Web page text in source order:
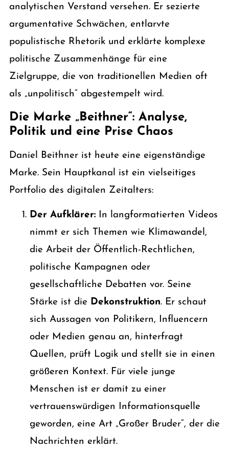
analytischen Verstand versehen. Er sezierte
argumentative Schwächen, entlarvte
populistische Rhetorik und erklärte komplexe
politische Zusammenhänge für eine
Zielgruppe, die von traditionellen Medien oft
als „unpolitisch“ abgestempelt wird.
Die Marke „Beithner“: Analyse,
Politik und eine Prise Chaos
Daniel Beithner ist heute eine eigenständige
Marke. Sein Hauptkanal ist ein vielseitiges
Portfolio des digitalen Zeitalters:
Der Aufklärer:In langformatierten Videos
nimmt er sich Themen wie Klimawandel,
die Arbeit der Öffentlich-Rechtlichen,
politische Kampagnen oder
gesellschaftliche Debatten vor. Seine
Stärke ist die Dekonstruktion. Er schaut
sich Aussagen von Politikern, Influencern
oder Medien genau an, hinterfragt
Quellen, prüft Logik und stellt sie in einen
größeren Kontext. Für viele junge
Menschen ist er damit zu einer
vertrauenswürdigen Informationsquelle
geworden, eine Art „Großer Bruder“, der die
Nachrichten erklärt.